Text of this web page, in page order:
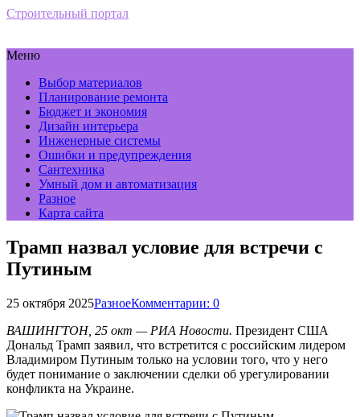
Строительный портал
Меню
Выбор материалов
Планирование ремонта
Бюджет и экономия
Дизайн интерьера
Инженерные системы
Ошибки и предупреждения
Сантехника
Умный дом и автоматизация
Разное
Карта сайта
Трамп назвал условие для встречи с
Путиным
25 октября 2025РазноеКомментарии: 0
ВАШИНГТОН, 25 окт — РИА Новости. Президент США
Дональд Трамп заявил, что встретится с российским лидером
Владимиром Путиным только на условии того, что у него
будет понимание о заключении сделки об урегулировании
конфликта на Украине.